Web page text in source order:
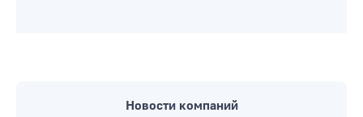
Новости компаний